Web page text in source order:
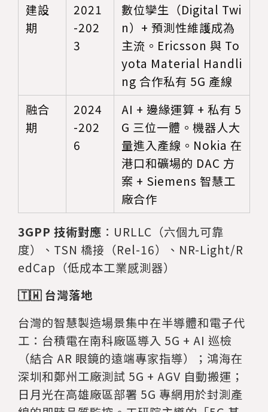
建設
期
2021
-202
3
數位孿生（Digital Twi
n）+ 預測性維護成為
主流。Ericsson 與 To
yota Material Handli
ng 合作私有 5G 產線
融合
期
2024
-202
6
AI + 邊緣運算 + 私有 5
G 三位一體。機器人大
量進入產線。Nokia 在
港口和礦場的 DAC 方
案 + Siemens 智慧工
廠合作
3GPP 技術對應 ：URLLC（六個九可靠
度）、TSN 橋接（Rel-16）、NR-Light/R
edCap（低成本工業感測器）
🇹🇼 台灣落地
台灣的智慧製造場景集中在半導體和電子代
工：台積電在南科廠區導入 5G + AI 巡檢
（結合 AR 眼鏡的遠端專家指導）；鴻海在
深圳和鄭州工廠測試 5G + AGV 自動搬運；
日月光在高雄廠區部署 5G 專網用於封測產